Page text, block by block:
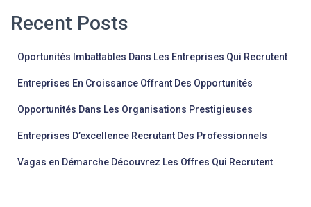
Recent Posts
Oportunités Imbattables Dans Les Entreprises Qui Recrutent
Entreprises En Croissance Offrant Des Opportunités
Opportunités Dans Les Organisations Prestigieuses
Entreprises D’excellence Recrutant Des Professionnels
Vagas en Démarche Découvrez Les Offres Qui Recrutent